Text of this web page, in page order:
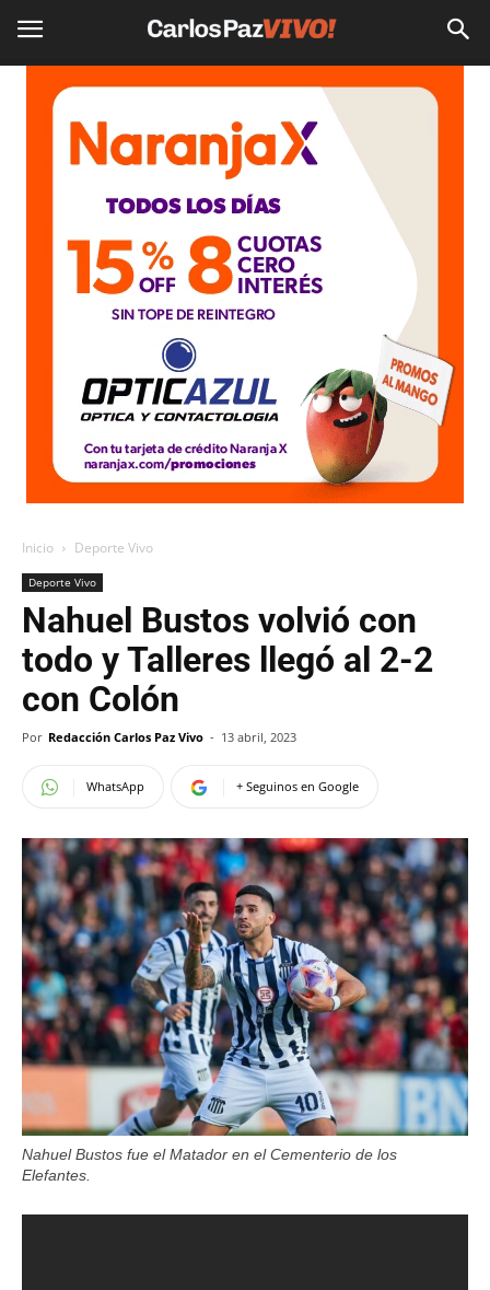
Inicio Deporte Vivo
Deporte Vivo
Nahuel Bustos volvió con
todo y Talleres llegó al 2-2
con Colón
Por Redacción Carlos Paz Vivo - 13 abril, 2023
WhatsApp + Seguinos en Google
Nahuel Bustos fue el Matador en el Cementerio de los
Elefantes.